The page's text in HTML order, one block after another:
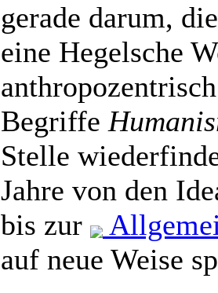
gerade darum,
eine Hegelsche
Begriffe
Stelle
Jahre von den
bis zur
auf neue Weise